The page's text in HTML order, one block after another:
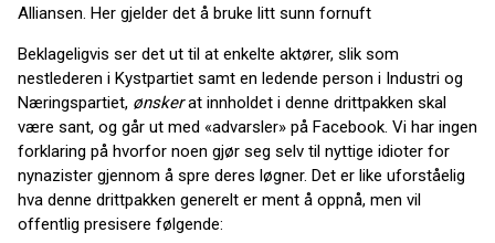
Alliansen. Her gjelder det å bruke litt sunn fornuft
Beklageligvis ser det ut til at enkelte aktører, slik som
nestlederen i Kystpartiet samt en ledende person i Industri og
Næringspartiet, ønskerat innholdet i denne drittpakken skal
være sant, og går ut med «advarsler» på Facebook. Vi har ingen
forklaring på hvorfor noen gjør seg selv til nyttige idioter for
nynazister gjennom å spre deres løgner. Det er like uforståelig
hva denne drittpakken generelt er ment å oppnå, men vil
offentlig presisere følgende: